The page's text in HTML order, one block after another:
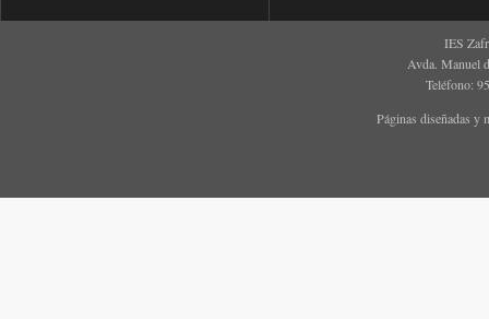
IES
Avda. Manuel
Teléfono:
Páginas diseñadas y